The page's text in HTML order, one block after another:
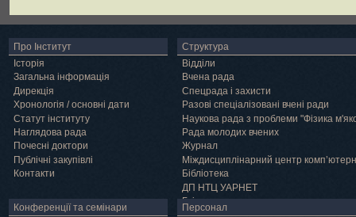
Про Інститут
Історія
Загальна інформація
Дирекція
Хронологія / основні дати
Статут інституту
Наглядова рада
Почесні доктори
Публічні закупівлі
Контакти
Структура
Відділи
Вчена рада
Спецрада і захисти
Разові спеціалізовані вчені ради
Наукова рада з проблеми "Фізика
Рада молодих вчених
Журнал
Міждисциплінарний центр
Бібліотека
ДП НТЦ УАРНЕТ
Грід
Конференції та семінари Персонал